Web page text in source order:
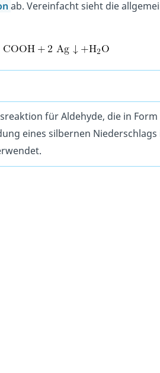
ab. Vereinfacht sieht die
für Aldehyde, die in
eines silbernen Niederschlags